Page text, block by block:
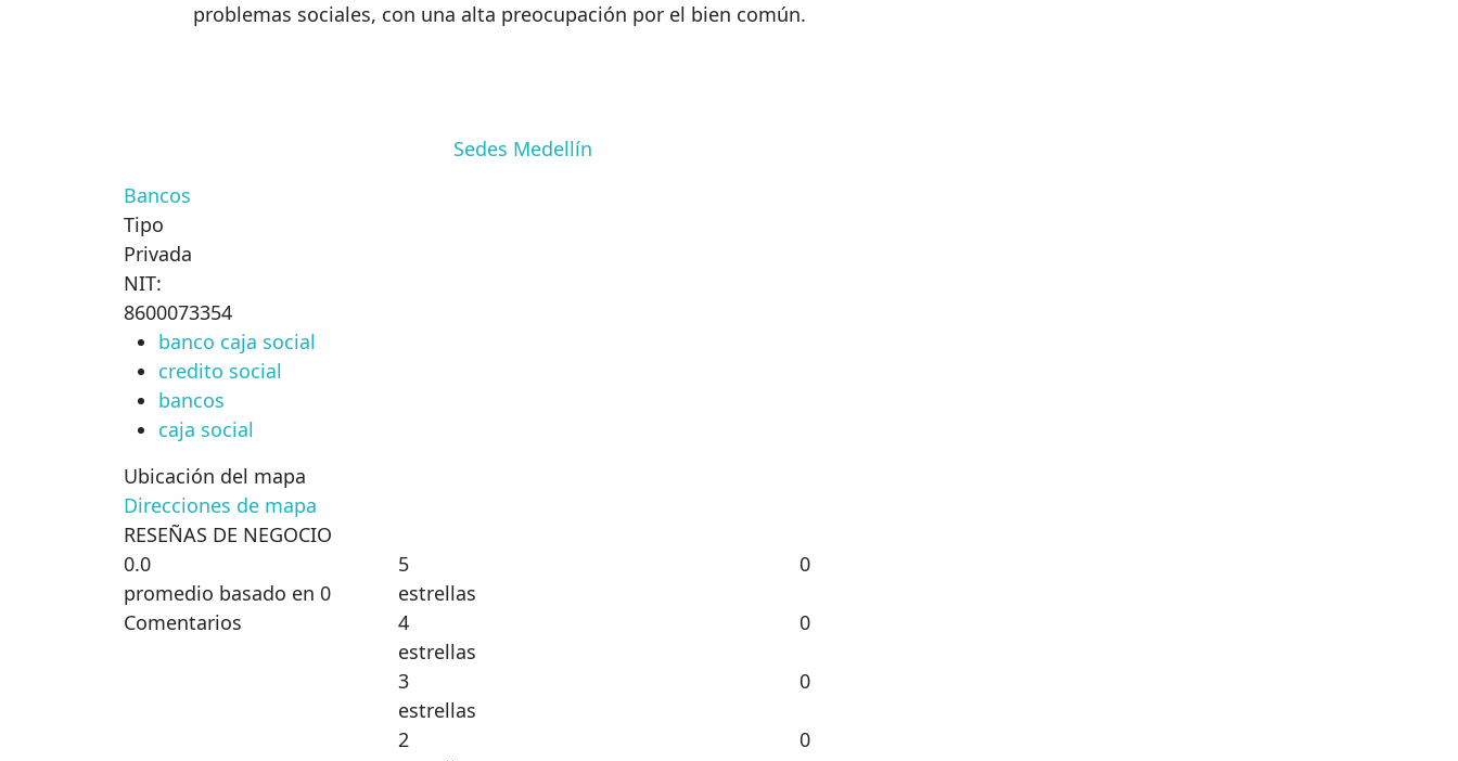
problemas sociales, con una alta preocupación por el bien común.
Sedes Medellín
Bancos
Tipo
Privada
NIT:
8600073354
banco caja social
credito social
bancos
caja social
Ubicación del mapa
Direcciones de mapa
RESEÑAS DE NEGOCIO
0.0
promedio basado en 0
Comentarios
5
estrellas
0
4
estrellas
0
3
estrellas
0
2
0